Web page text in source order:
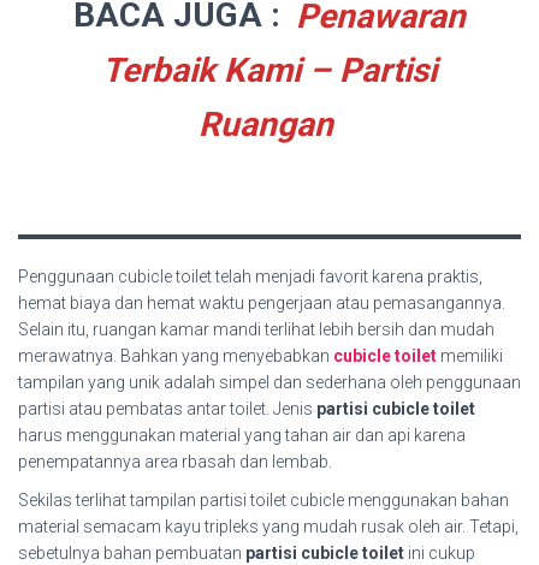
BACA JUGA : Penawaran
Terbaik Kami – Partisi
Ruangan
Penggunaan cubicle toilet telah menjadi favorit karena praktis,
hemat biaya dan hemat waktu pengerjaan atau pemasangannya.
Selain itu, ruangan kamar mandi terlihat lebih bersih dan mudah
merawatnya. Bahkan yang menyebabkan cubicle toilet memiliki
tampilan yang unik adalah simpel dan sederhana oleh penggunaan
partisi atau pembatas antar toilet. Jenis partisi cubicle toilet
harus menggunakan material yang tahan air dan api karena
penempatannya area rbasah dan lembab.
Sekilas terlihat tampilan partisi toilet cubicle menggunakan bahan
material semacam kayu tripleks yang mudah rusak oleh air. Tetapi,
sebetulnya bahan pembuatan partisi cubicle toilet ini cukup